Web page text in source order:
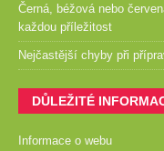
Černá, béžová nebo
každou příležitost
Nejčastější chyby při
DŮLEŽITÉ
Informace o webu